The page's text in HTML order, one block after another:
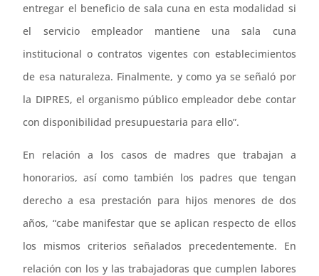
entregar el beneficio de sala cuna en esta modalidad si
el servicio empleador mantiene una sala cuna
institucional o contratos vigentes con establecimientos
de esa naturaleza. Finalmente, y como ya se señaló por
la DIPRES, el organismo público empleador debe contar
con disponibilidad presupuestaria para ello”.
En relación a los casos de madres que trabajan a
honorarios, así como también los padres que tengan
derecho a esa prestación para hijos menores de dos
años, “cabe manifestar que se aplican respecto de ellos
los mismos criterios señalados precedentemente. En
relación con los y las trabajadoras que cumplen labores